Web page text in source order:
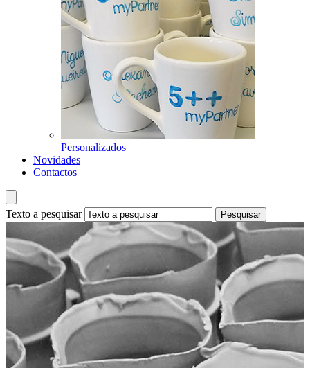
Personalizados
Novidades
Contactos
Texto a pesquisar Pesquisar